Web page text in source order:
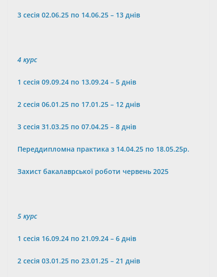
3 сесія 02.06.25 по 14.06.25 – 13 днів
4 курс
1 сесія 09.09.24 по 13.09.24 – 5 днів
2 сесія 06.01.25 по 17.01.25 – 12 днів
3 сесія 31.03.25 по 07.04.25 – 8 днів
Переддипломна практика з 14.04.25 по 18.05.25р.
Захист бакалаврської роботи червень 2025
5 курс
1 сесія 16.09.24 по 21.09.24 – 6 днів
2 сесія 03.01.25 по 23.01.25 – 21 днів